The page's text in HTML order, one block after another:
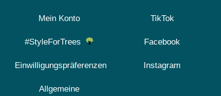
Mein Konto
#StyleForTrees
Einwilligungspräferenzen
Allgemeine
TikTok
Facebook
Instagram